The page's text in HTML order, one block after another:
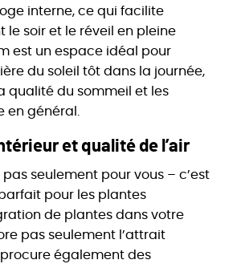
interne, ce qui facilite
le soir et le réveil en pleine
est un espace idéal pour
du soleil tôt dans la journée,
qualité du sommeil et les
en général.
et qualité de l’air
pas seulement pour vous – c’est
pour les plantes
de plantes dans votre
pas seulement l’attrait
également des